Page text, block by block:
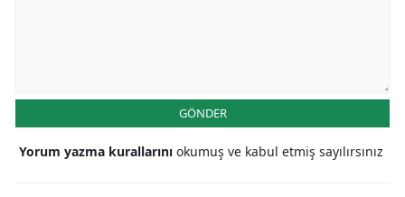
GÖNDER
Yorum yazma kurallarını okumuş ve kabul etmiş sayılırsınız